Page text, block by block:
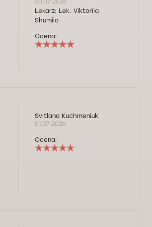
20.07.2026
Lekarz: Lek. Viktoriia
Shumilo
Ocena:
Svitlana Kuchmeniuk
01.07.2026
Ocena: